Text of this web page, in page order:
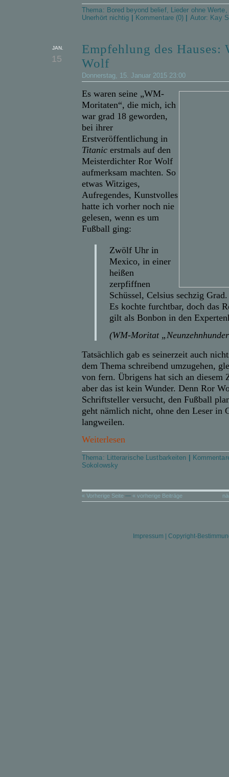
Thema: Bored beyond belief, Lieder ohne Werte,
Unerhört nichtig
Kommentare (0) Autor: Kay
JAN.
15
Empfehlung des Hauses:
Wolf
Donnerstag, 15. Januar 2015 23:00
Es waren seine „WM-
Moritaten“, die mich, ich
war grad 18 geworden,
bei ihrer
Erstveröffentlichung in
Titanic erstmals auf den
Meisterdichter Ror Wolf
aufmerksam machten. So
etwas Witziges,
Aufregendes, Kunstvolles
hatte ich vorher noch nie
gelesen, wenn es um
Fußball ging:
Zwölf Uhr in
Mexico, in einer
heißen
zerpfiffnen
Schüssel, Celsius sechzig Grad.
Es kochte furchtbar, doch das
gilt als Bonbon in den
(WM-Moritat
Tatsächlich gab es seinerzeit auch
dem Thema schreibend umzugehen,
von fern. Übrigens hat sich an diesem
aber das ist kein Wunder. Denn Ror
Schriftsteller versucht, den Fußball
geht nämlich nicht, ohne den Leser in
langweilen.
Weiterlesen
Thema: Litterarische Lustbarkeiten
Sokolowsky
« Vorherige Seite — « vorherige Beiträge
Impressum Copyright-